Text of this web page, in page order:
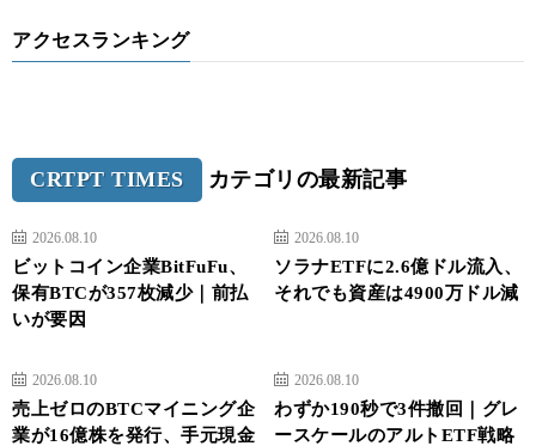
アクセスランキング
CRTPT TIMES カテゴリの最新記事
2026.08.10
ビットコイン企業BitFuFu、
保有BTCが357枚減少｜前払
いが要因
2026.08.10
ソラナETFに2.6億ドル流入、
それでも資産は4900万ドル減
2026.08.10
売上ゼロのBTCマイニング企
業が16億株を発行、手元現金
2026.08.10
わずか190秒で3件撤回｜グレ
ースケールのアルトETF戦略